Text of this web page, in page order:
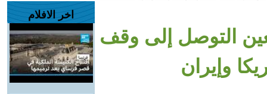
التوصل إلى وقف
وإيران
اخر الافلام